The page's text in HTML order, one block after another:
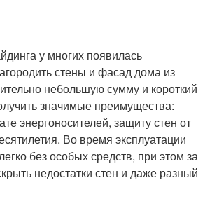
у многих появилась
стены и фасад дома из
небольшую сумму и короткий
значимые преимущества:
энергоносителей, защиту стен от
Во время эксплуатации
без особых средств, при этом за
недостатки стен и даже разный